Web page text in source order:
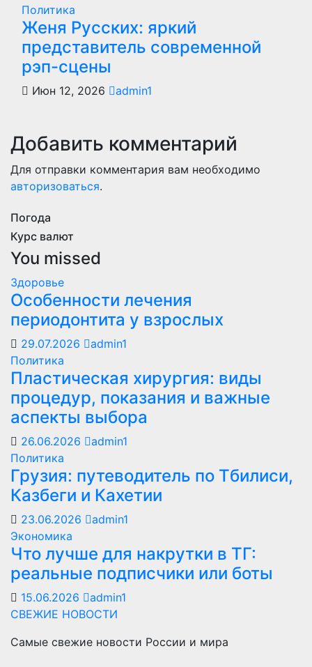
Политика
Женя Русских: яркий
представитель современной
рэп-сцены
Июн 12, 2026 admin1
Добавить комментарий
Для отправки комментария вам необходимо
авторизоваться.
Погода
Курс валют
You missed
Здоровье
Особенности лечения
периодонтита у взрослых
29.07.2026
admin1
Политика
Пластическая хирургия: виды
процедур, показания и важные
аспекты выбора
26.06.2026
admin1
Политика
Грузия: путеводитель по Тбилиси,
Казбеги и Кахетии
23.06.2026
admin1
Экономика
Что лучше для накрутки в ТГ:
реальные подписчики или боты
15.06.2026
admin1
СВЕЖИЕ НОВОСТИ
Самые свежие новости России и мира